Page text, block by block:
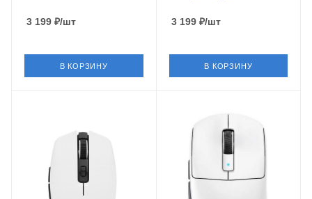
3 199 ₽/шт
В КОРЗИНУ
3 199₽/шт
В КОРЗИНУ
Bluetooth,USB Type-
A,USB Type-C